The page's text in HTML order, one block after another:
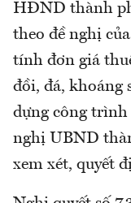
HĐND thành
theo đề nghị
tính đơn giá
đồi, đá, khoáng
dựng công trình
nghị UBND
xem xét, quyết